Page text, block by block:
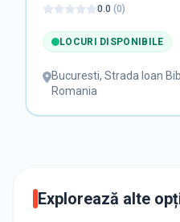
0.0 (0)
LOCURI DISPONIBILE
Bucuresti, Strada Ioan
Romania
Explorează alte